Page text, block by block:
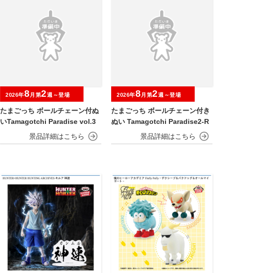
たまごっち ボールチェーン付ぬ
いTamagotchi Paradise vol.3
2026年8 月第2週～登場
たまごっち ボールチェーン付き
ぬい Tamagotchi Paradise2-R
2026年8 月第2週～登場